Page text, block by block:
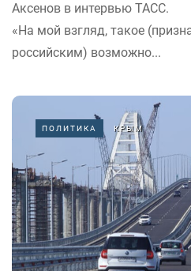
Аксенов в интервью ТАСС.
«На мой взгляд, такое
российским) возможно...
ПОЛИТИКА КРЫМ